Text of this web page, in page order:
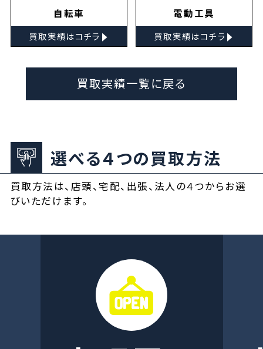
自転車
買取実績はコチラ ▸
電動工具
買取実績はコチラ ▸
買取実績一覧に戻る
選べる４つの買取方法
買取方法は、店頭、宅配、出張、法人の４つからお選
びいただけます。